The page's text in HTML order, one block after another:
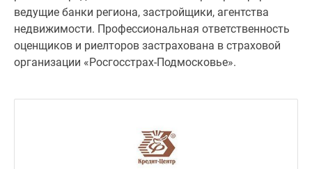
ведущие банки региона, застройщики, агентства
недвижимости. Профессиональная ответственность
оценщиков и риелторов застрахована в страховой
организации «Росгосстрах-Подмосковье».